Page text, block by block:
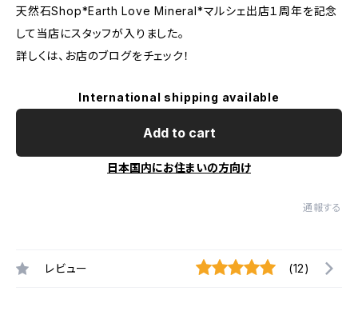
天然石Shop*Earth Love Mineral*マルシェ出店１周年を記念
して当店にスタッフが入りました。
詳しくは、お店のブログをチェック！
International shipping available
Add to cart
日本国内にお住まいの方向け
通報する
レビュー (12)